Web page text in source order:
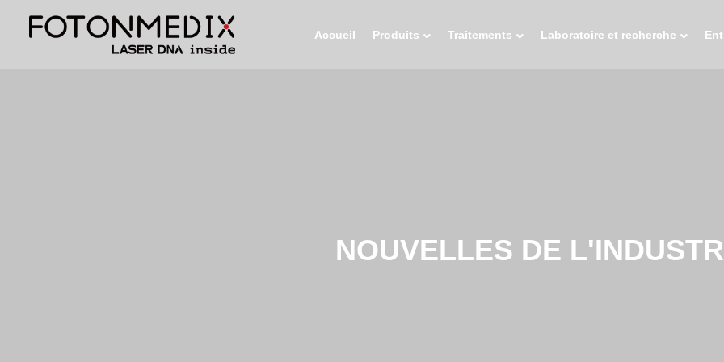
Accueil Produits Traitements Laboratoire et recherche
NOUVELLES DE